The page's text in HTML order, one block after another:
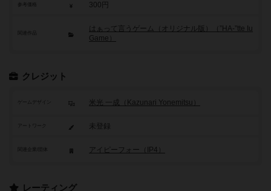
参考価格 300円
関連作品
はぁって言うゲーム（オリジナル版）（”HA-”tte Iu
Game）
クレジット
ゲームデザイン 米光 一成（Kazunari Yonemitsu）
アートワーク 未登録
アイピーフォー（IP4）
レーティング